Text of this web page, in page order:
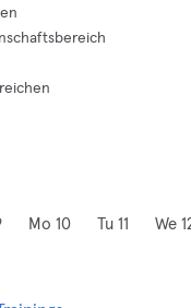
Mo 10 Tu 11 We